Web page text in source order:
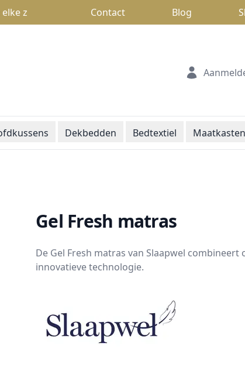
open van 13u tot 18u
Contact Blog
Dekbedden Bedtextiel Maatkasten
Gel Fresh matras
De Gel Fresh matras van Slaapwel
innovatieve technologie.